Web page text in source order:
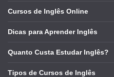
Cursos de Inglês Online
Dicas para Aprender Inglês
Quanto Custa Estudar Inglês?
Tipos de Cursos de Inglês